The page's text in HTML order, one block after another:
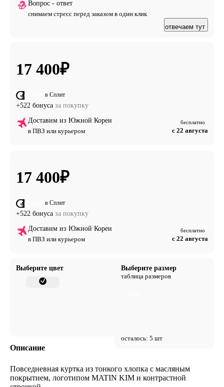
Вопрос - ответ
снимаем стресс перед заказом в один клик
отвечаем тут
17 400₽
от 4 350 ₽ в Сплит
+522 бонуса за покупку
Доставим из Южной Кореи
в ПВЗ или курьером
бесплатно
с 22 августа
17 400₽
от 4 350 ₽ в Сплит
+522 бонуса за покупку
Доставим из Южной Кореи
в ПВЗ или курьером
бесплатно
с 22 августа
Выберите цвет
Выберите размер
таблица размеров
осталось: 5 шт
Описание
Повседневная куртка из тонкого хлопка с масляным
покрытием, логотипом MATIN KIM и контрастной